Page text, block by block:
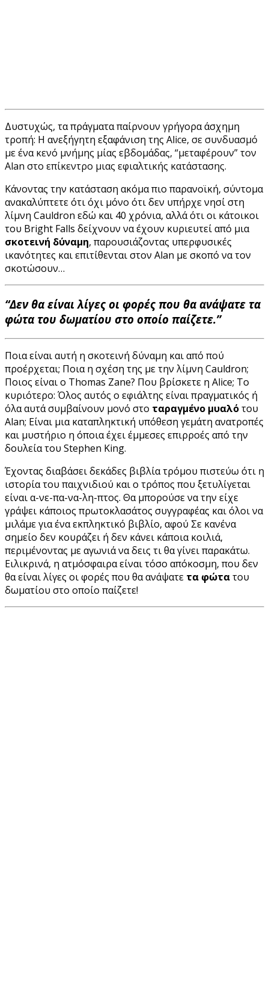
Δυστυχώς, τα πράγματα παίρνουν γρήγορα άσχημη
τροπή: Η ανεξήγητη εξαφάνιση της Alice, σε συνδυασμό
με ένα κενό μνήμης μίας εβδομάδας, “μεταφέρουν” τον
Alan στο επίκεντρο μιας εφιαλτικής κατάστασης.
Κάνοντας την κατάσταση ακόμα πιο παρανοϊκή, σύντομα
ανακαλύπτετε ότι όχι μόνο ότι δεν υπήρχε νησί στη
λίμνη Cauldron εδώ και 40 χρόνια, αλλά ότι οι κάτοικοι
του Bright Falls δείχνουν να έχουν κυριευτεί από μια
σκοτεινή δύναμη, παρουσιάζοντας υπερφυσικές
ικανότητες και επιτίθενται στον Alan με σκοπό να τον
σκοτώσουν…
“Δεν θα είναι λίγες οι φορές που θα ανάψατε τα
φώτα του δωματίου στο οποίο παίζετε.”
Ποια είναι αυτή η σκοτεινή δύναμη και από πού
προέρχεται; Ποια η σχέση της με την λίμνη Cauldron;
Ποιος είναι ο Thomas Zane? Που βρίσκετε η Alice; Το
κυριότερο: Όλος αυτός ο εφιάλτης είναι πραγματικός ή
όλα αυτά συμβαίνουν μονό στο ταραγμένο μυαλότου
Alan; Είναι μια καταπληκτική υπόθεση γεμάτη ανατροπές
και μυστήριο η όποια έχει έμμεσες επιρροές από την
δουλεία του Stephen King.
Έχοντας διαβάσει δεκάδες βιβλία τρόμου πιστεύω ότι η
ιστορία του παιχνιδιού και ο τρόπος που ξετυλίγεται
είναι α-νε-πα-να-λη-πτος. Θα μπορούσε να την είχε
γράψει κάποιος πρωτοκλασάτος συγγραφέας και όλοι να
μιλάμε για ένα εκπληκτικό βιβλίο, αφού Σε κανένα
σημείο δεν κουράζει ή δεν κάνει κάποια κοιλιά,
περιμένοντας με αγωνιά να δεις τι θα γίνει παρακάτω.
Ειλικρινά, η ατμόσφαιρα είναι τόσο απόκοσμη, που δεν
θα είναι λίγες οι φορές που θα ανάψατε τα φώτατου
δωματίου στο οποίο παίζετε!